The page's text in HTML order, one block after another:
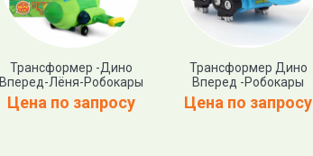
Трансформер -Дино
Вперед-Лёня-Робокары
Цена по запросу
Трансформер Дино
Вперед -Робокары
Цена по запросу